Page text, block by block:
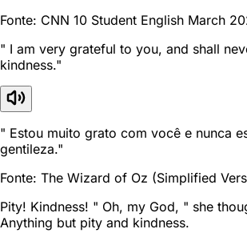
Fonte: CNN 10 Student English March
" I am very grateful to you, and shall
kindness."
" Estou muito grato com você e nunca
gentileza."
Fonte: The Wizard of Oz (Simplified
Pity! Kindness! " Oh, my God, " she
Anything but pity and kindness.